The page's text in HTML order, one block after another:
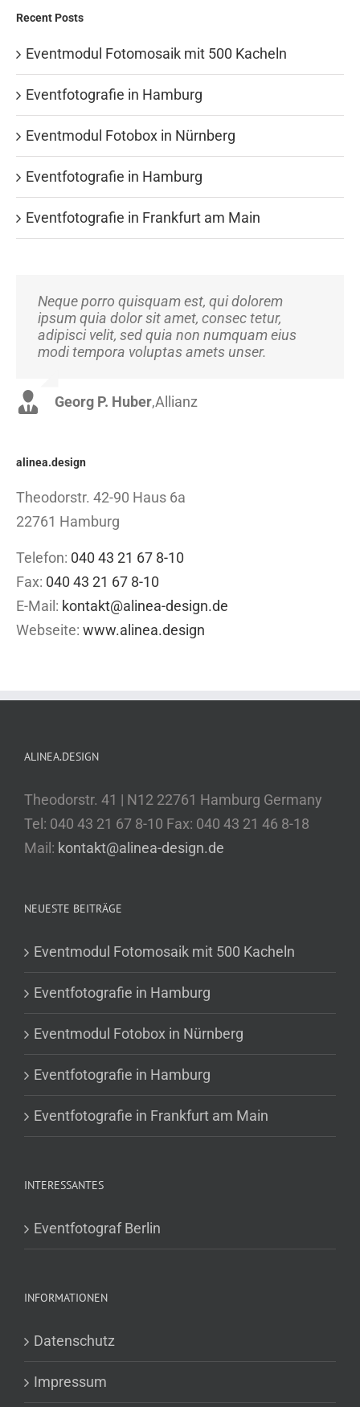
Recent Posts
Eventmodul Fotomosaik mit 500 Kacheln
Eventfotografie in Hamburg
Eventmodul Fotobox in Nürnberg
Eventfotografie in Hamburg
Eventfotografie in Frankfurt am Main
Neque porro quisquam est, qui dolorem
ipsum quia dolor sit amet, consec tetur,
adipisci velit, sed quia non numquam eius
modi tempora voluptas amets unser.
Georg P. Huber,Allianz
Aliquam erat volutpat. Quisque at est id ligula
facilisis laoreet eget pulvinar nibh.
Suspendisse at ultrices dui. Curabitur ac felis
arcu sadips ipsums fugiats nemis.
Luke Beck,Theme Fusion
alinea.design
Theodorstr. 42-90 Haus 6a
22761 Hamburg
Telefon: 040 43 21 67 8-10
Fax: 040 43 21 67 8-10
E-Mail: kontakt@alinea-design.de
Webseite: www.alinea.design
ALINEA.DESIGN
Theodorstr. 41 | N12 22761 Hamburg Germany
Tel: 040 43 21 67 8-10 Fax: 040 43 21 46 8-18
Mail: kontakt@alinea-design.de
NEUESTE BEITRÄGE
Eventmodul Fotomosaik mit 500 Kacheln
Eventfotografie in Hamburg
Eventmodul Fotobox in Nürnberg
Eventfotografie in Hamburg
Eventfotografie in Frankfurt am Main
INTERESSANTES
Eventfotograf Berlin
INFORMATIONEN
Datenschutz
Impressum